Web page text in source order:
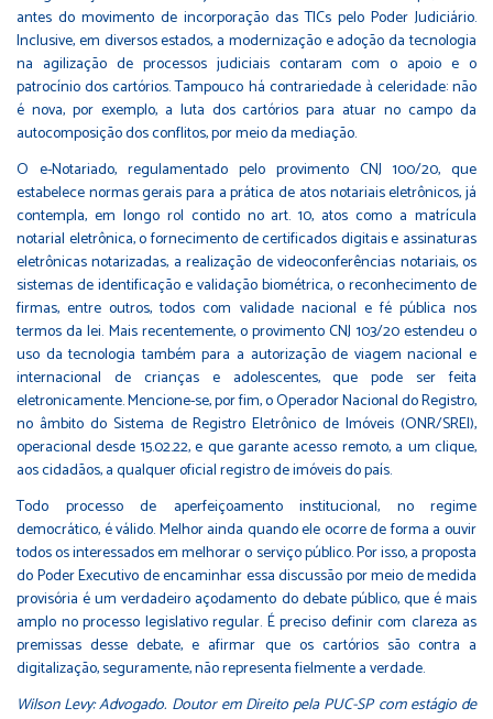
antes do movimento de incorporação das TICs pelo Poder Judiciário.
Inclusive, em diversos estados, a modernização e adoção da tecnologia
na agilização de processos judiciais contaram com o apoio e o
patrocínio dos cartórios. Tampouco há contrariedade à celeridade: não
é nova, por exemplo, a luta dos cartórios para atuar no campo da
autocomposição dos conflitos, por meio da mediação.
O e-Notariado, regulamentado pelo provimento CNJ 100/20, que
estabelece normas gerais para a prática de atos notariais eletrônicos, já
contempla, em longo rol contido no art. 10, atos como a matrícula
notarial eletrônica, o fornecimento de certificados digitais e assinaturas
eletrônicas notarizadas, a realização de videoconferências notariais, os
sistemas de identificação e validação biométrica, o reconhecimento de
firmas, entre outros, todos com validade nacional e fé pública nos
termos da lei. Mais recentemente, o provimento CNJ 103/20 estendeu o
uso da tecnologia também para a autorização de viagem nacional e
internacional de crianças e adolescentes, que pode ser feita
eletronicamente. Mencione-se, por fim, o Operador Nacional do Registro,
no âmbito do Sistema de Registro Eletrônico de Imóveis (ONR/SREI),
operacional desde 15.02.22, e que garante acesso remoto, a um clique,
aos cidadãos, a qualquer oficial registro de imóveis do país.
Todo processo de aperfeiçoamento institucional, no regime
democrático, é válido. Melhor ainda quando ele ocorre de forma a ouvir
todos os interessados em melhorar o serviço público. Por isso, a proposta
do Poder Executivo de encaminhar essa discussão por meio de medida
provisória é um verdadeiro açodamento do debate público, que é mais
amplo no processo legislativo regular. É preciso definir com clareza as
premissas desse debate, e afirmar que os cartórios são contra a
digitalização, seguramente, não representa fielmente a verdade.
Wilson Levy: Advogado. Doutor em Direito pela PUC-SP com estágio de